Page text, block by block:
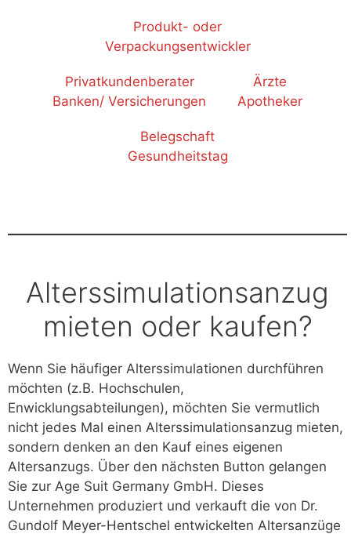
Produkt- oder
Verpackungsentwickler
Privatkundenberater
Banken/ Versicherungen
Ärzte
Apotheker
Belegschaft
Gesundheitstag
Alterssimulationsanzug
mieten oder kaufen?
Wenn Sie häufiger Alterssimulationen durchführen
möchten (z.B. Hochschulen,
Enwicklungsabteilungen), möchten Sie vermutlich
nicht jedes Mal einen Alterssimulationsanzug mieten,
sondern denken an den Kauf eines eigenen
Altersanzugs. Über den nächsten Button gelangen
Sie zur Age Suit Germany GmbH. Dieses
Unternehmen produziert und verkauft die von Dr.
Gundolf Meyer-Hentschel entwickelten Altersanzüge